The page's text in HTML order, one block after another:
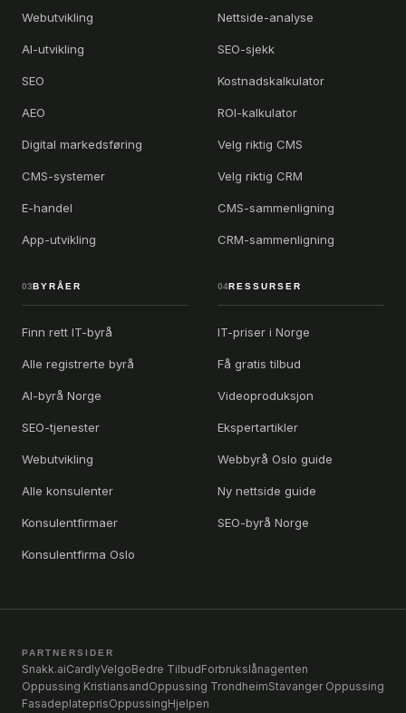
Webutvikling
AI-utvikling
SEO
AEO
Digital markedsføring
CMS-systemer
E-handel
App-utvikling
Nettside-analyse
SEO-sjekk
Kostnadskalkulator
ROI-kalkulator
Velg riktig CMS
Velg riktig CRM
CMS-sammenligning
CRM-sammenligning
03 BYRÅER
Finn rett IT-byrå
Alle registrerte byrå
AI-byrå Norge
SEO-tjenester
Webutvikling
Alle konsulenter
Konsulentfirmaer
Konsulentfirma Oslo
04RESSURSER
IT-priser i Norge
Få gratis tilbud
Videoproduksjon
Ekspertartikler
Webbyrå Oslo guide
Ny nettside guide
SEO-byrå Norge
PARTNERSIDER
Snakk.aiCardlyVelgoBedre TilbudForbrukslånagenten
Oppussing KristiansandOppussing TrondheimStavanger Oppussing
FasadeplateprisOppussingHjelpen